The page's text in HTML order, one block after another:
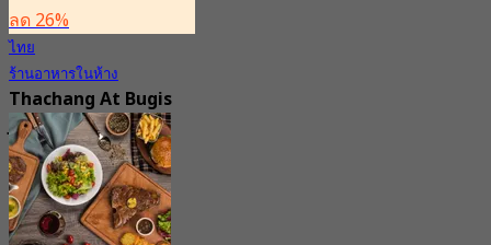
ลด 26%
ไทย
ร้านอาหารในห้าง
Thachang At Bugis
Junction
3.4
87 การจอง
จากS$ 17